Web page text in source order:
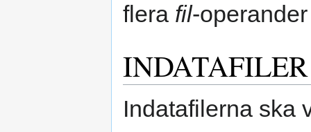
flera fil-
INDATAFILER
Indatafilerna ska